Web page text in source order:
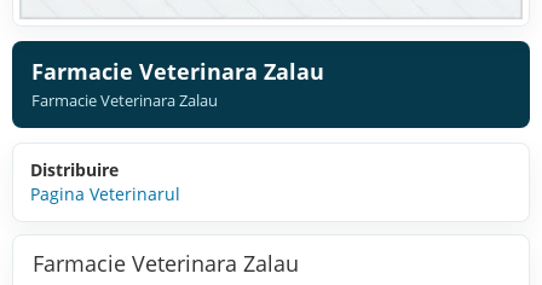
Farmacie Veterinara Zalau
Farmacie Veterinara Zalau
Distribuire
Pagina Veterinarul
Farmacie Veterinara Zalau